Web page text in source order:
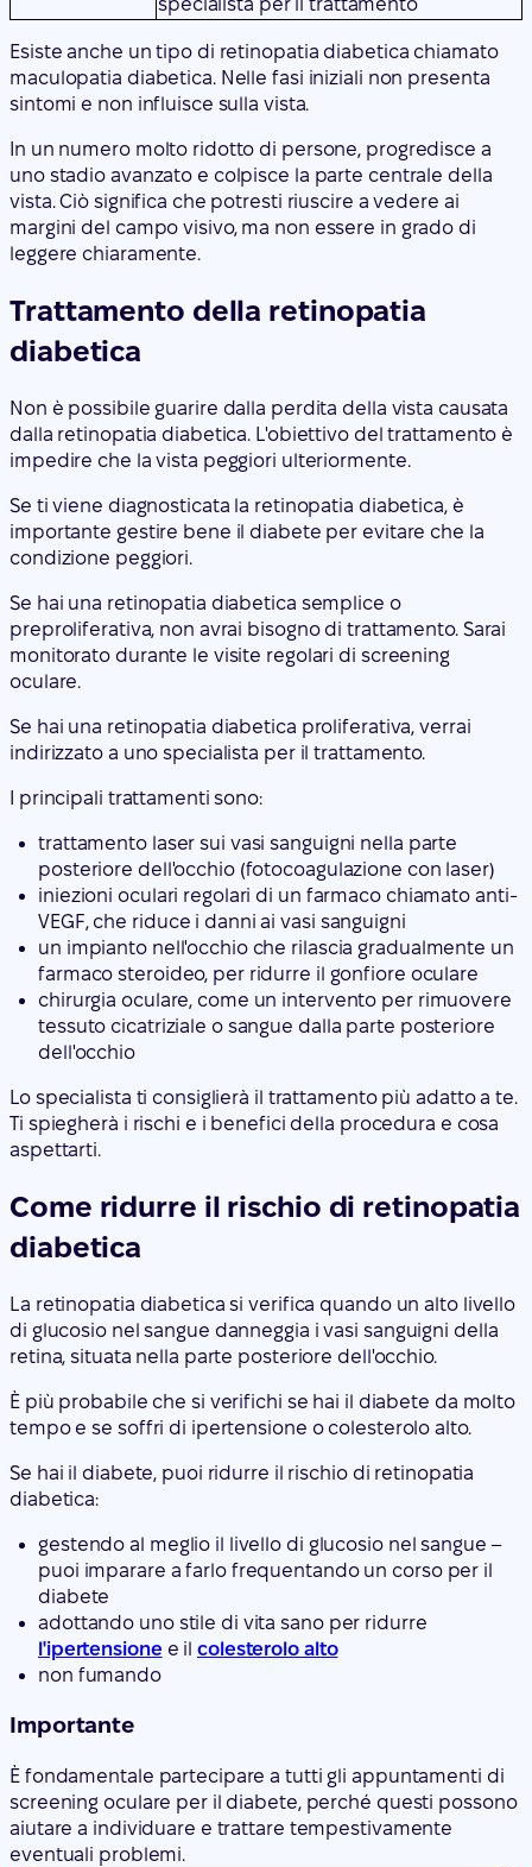
specialista per il trattamento
Esiste anche un tipo di retinopatia diabetica chiamato
maculopatia diabetica. Nelle fasi iniziali non presenta
sintomi e non influisce sulla vista.
In un numero molto ridotto di persone, progredisce a
uno stadio avanzato e colpisce la parte centrale della
vista. Ciò significa che potresti riuscire a vedere ai
margini del campo visivo, ma non essere in grado di
leggere chiaramente.
Trattamento della retinopatia
diabetica
Non è possibile guarire dalla perdita della vista causata
dalla retinopatia diabetica. L'obiettivo del trattamento è
impedire che la vista peggiori ulteriormente.
Se ti viene diagnosticata la retinopatia diabetica, è
importante gestire bene il diabete per evitare che la
condizione peggiori.
Se hai una retinopatia diabetica semplice o
preproliferativa, non avrai bisogno di trattamento. Sarai
monitorato durante le visite regolari di screening
oculare.
Se hai una retinopatia diabetica proliferativa, verrai
indirizzato a uno specialista per il trattamento.
I principali trattamenti sono:
trattamento laser sui vasi sanguigni nella parte
posteriore dell'occhio (fotocoagulazione con laser)
iniezioni oculari regolari di un farmaco chiamato anti-
VEGF, che riduce i danni ai vasi sanguigni
un impianto nell'occhio che rilascia gradualmente un
farmaco steroideo, per ridurre il gonfiore oculare
chirurgia oculare, come un intervento per rimuovere
tessuto cicatriziale o sangue dalla parte posteriore
dell'occhio
Lo specialista ti consiglierà il trattamento più adatto a te.
Ti spiegherà i rischi e i benefici della procedura e cosa
aspettarti.
Come ridurre il rischio di retinopatia
diabetica
La retinopatia diabetica si verifica quando un alto livello
di glucosio nel sangue danneggia i vasi sanguigni della
retina, situata nella parte posteriore dell'occhio.
È più probabile che si verifichi se hai il diabete da molto
tempo e se soffri di ipertensione o colesterolo alto.
Se hai il diabete, puoi ridurre il rischio di retinopatia
diabetica:
gestendo al meglio il livello di glucosio nel sangue –
puoi imparare a farlo frequentando un corso per il
diabete
adottando uno stile di vita sano per ridurre
l'ipertensione e ilcolesterolo alto
non fumando
Importante
È fondamentale partecipare a tutti gli appuntamenti di
screening oculare per il diabete, perché questi possono
aiutare a individuare e trattare tempestivamente
eventuali problemi.